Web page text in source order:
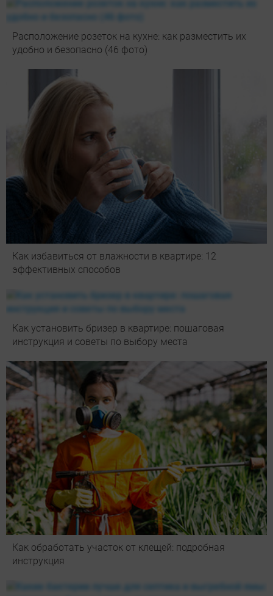
Расположение розеток на кухне: как разместить их
удобно и безопасно (46 фото)
Как избавиться от влажности в квартире: 12
эффективных способов
Как установить бризер в квартире: пошаговая
инструкция и советы по выбору места
Как обработать участок от клещей: подробная
инструкция